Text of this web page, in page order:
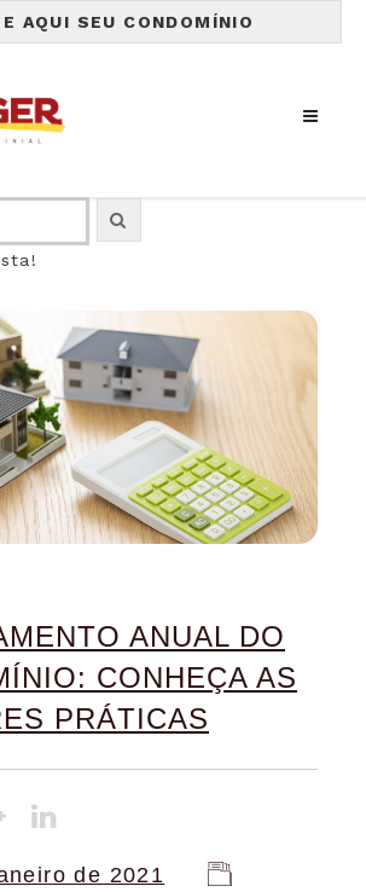
AQUI SEU CONDOMÍNIO
ANUAL DO
CONHEÇA AS
PRÁTICAS
de 2021